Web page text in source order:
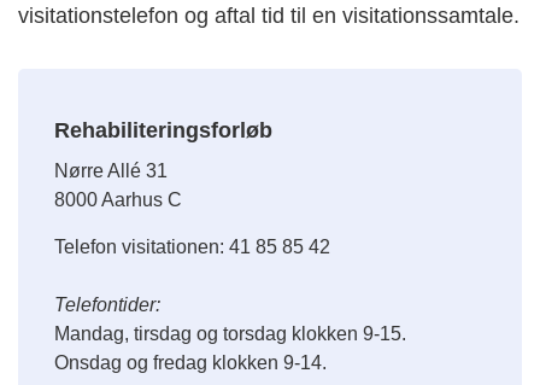
visitationstelefon og aftal tid til en visitationssamtale.
Rehabiliteringsforløb
Nørre Allé 31
8000 Aarhus C
Telefon visitationen: 41 85 85 42
Telefontider:
Mandag, tirsdag og torsdag klokken 9-15.
Onsdag og fredag klokken 9-14.